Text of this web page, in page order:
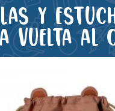
y
vuelta al